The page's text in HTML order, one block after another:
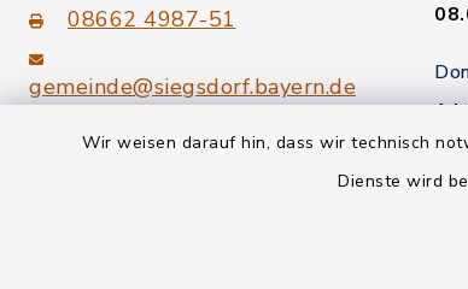
Wir weisen darauf hin, dass wir technisch
Dienste wird
08662 4987-51
gemeinde@siegsdorf.bayern.de